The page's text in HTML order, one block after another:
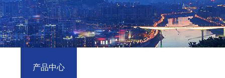
产品中心